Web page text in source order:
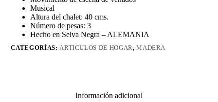
Musical
Altura del chalet: 40 cms.
Número de pesas: 3
Hecho en Selva Negra – ALEMANIA
CATEGORÍAS: ARTICULOS DE HOGAR,MADERA
Información adicional